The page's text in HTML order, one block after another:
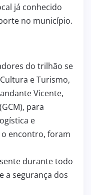
já conhecido
no município.
do trilhão se
e Turismo,
Vicente,
para
e
encontro, foram
durante todo
a segurança dos